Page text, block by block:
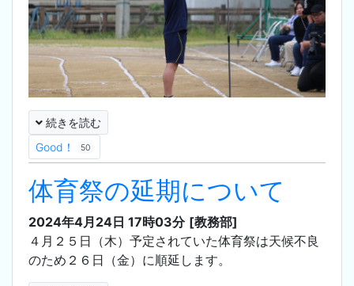
続きを読む
Good！
50
体育祭の延期について
2024年4月24日 17時03分 [教務部]
４月２５日（木）予定されていた体育祭は天候不良
のため２６日（金）に順延します。